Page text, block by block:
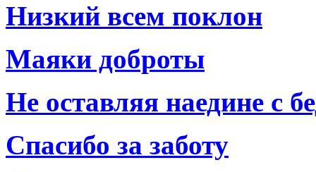
Низкий всем поклон
Маяки доброты
Не оставляя наедине с
Спасибо за заботу